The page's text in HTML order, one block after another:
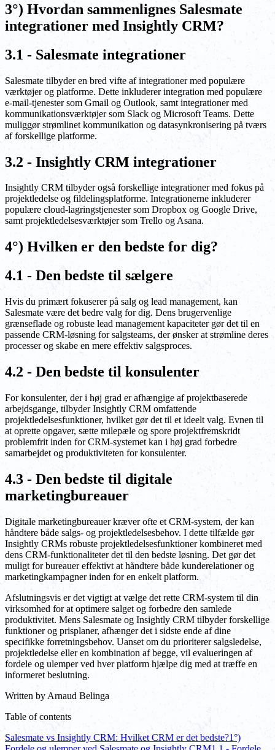
3°) Hvordan sammenlignes Salesmate
integrationer med Insightly CRM?
3.1 - Salesmate integrationer
Salesmate tilbyder en bred vifte af integrationer med populære
værktøjer og platforme. Dette inkluderer integration med populære
e-mail-tjenester som Gmail og Outlook, samt integrationer med
kommunikationsværktøjer som Slack og Microsoft Teams. Dette
muliggør strømlinet kommunikation og datasynkronisering på tværs
af forskellige platforme.
3.2 - Insightly CRM integrationer
Insightly CRM tilbyder også forskellige integrationer med fokus på
projektledelse og fildelingsplatforme. Integrationerne inkluderer
populære cloud-lagringstjenester som Dropbox og Google Drive,
samt projektledelsesværktøjer som Trello og Asana.
4°) Hvilken er den bedste for dig?
4.1 - Den bedste til sælgere
Hvis du primært fokuserer på salg og lead management, kan
Salesmate være det bedre valg for dig. Dens brugervenlige
grænseflade og robuste lead management kapaciteter gør det til en
passende CRM-løsning for salgsteams, der ønsker at strømline deres
processer og skabe en mere effektiv salgsproces.
4.2 - Den bedste til konsulenter
For konsulenter, der i høj grad er afhængige af projektbaserede
arbejdsgange, tilbyder Insightly CRM omfattende
projektledelsesfunktioner, hvilket gør det til et ideelt valg. Evnen til
at oprette opgaver, sætte milepæle og spore projektfremskridt
problemfrit inden for CRM-systemet kan i høj grad forbedre
samarbejdet og produktiviteten for konsulenter.
4.3 - Den bedste til digitale
marketingbureauer
Digitale marketingbureauer kræver ofte et CRM-system, der kan
håndtere både salgs- og projektledelsesbehov. I dette tilfælde gør
Insightly CRMs robuste projektledelsesfunktioner kombineret med
dens CRM-funktionaliteter det til den bedste løsning. Det gør det
muligt for bureauer effektivt at håndtere både kunderelationer og
marketingkampagner inden for en enkelt platform.
Afslutningsvis er det vigtigt at vælge det rette CRM-system til din
virksomhed for at optimere salget og forbedre den samlede
produktivitet. Mens Salesmate og Insightly CRM tilbyder forskellige
funktioner og prisplaner, afhænger det i sidste ende af dine
specifikke forretningsbehov. Uanset om du prioriterer salgsledelse,
projektledelse eller en kombination af begge, vil evalueringen af
fordele og ulemper ved hver platform hjælpe dig med at træffe en
informeret beslutning.
Written by Arnaud Belinga
Table of contents
Salesmate vs Insightly CRM: Hvilket CRM er det bedste?1°)